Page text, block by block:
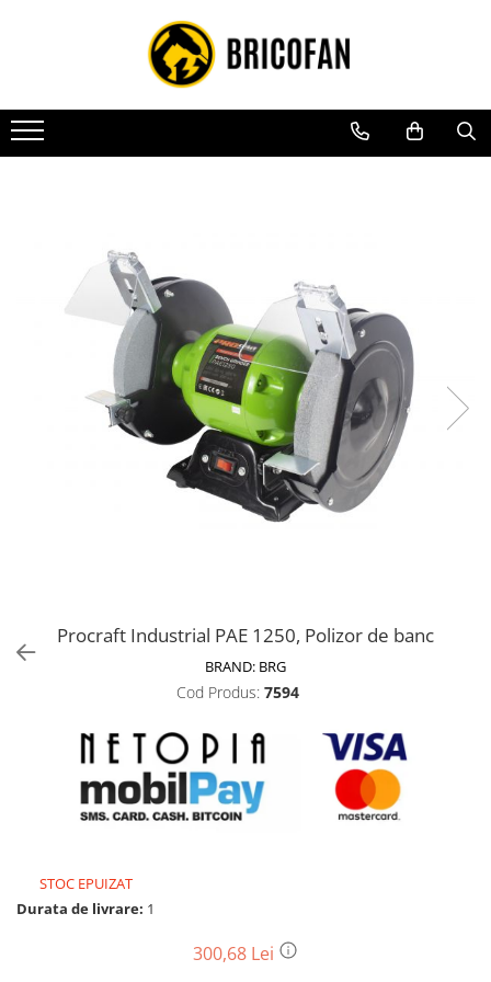
Toate Produsele
Vehicule electrice
Atv
Masini electrice
Motocross
Piese de schimb vehicule electrice
Scutere electrice
Scutere pe benzina
Tricicluri cargo fara permis
Motoburghie si accesorii
Drujbe, fierastraie electrice
Drujbe pe benzina
Drujbe cu acumulator
Consumabile drujbe, fierastraie
Drujbe electrice
Unelte electrice busteni
Batoze - mori desfacat porumb
Procraft Industrial PAE 1250, Polizor de banc
BRAND: BRG
Cod Produs: 7594
STOC EPUIZAT
Durata de livrare: 1
300,68 Lei